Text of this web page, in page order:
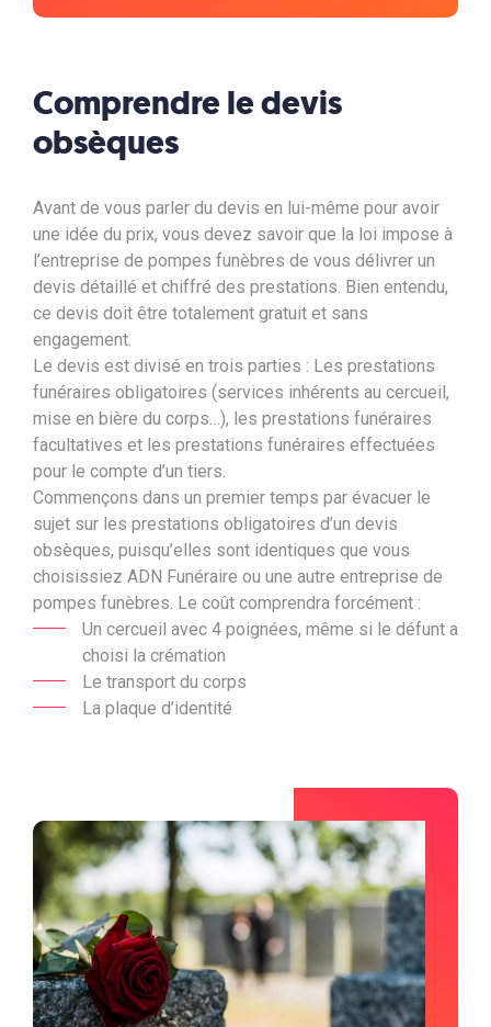
Comprendre le devis
obsèques
Avant de vous parler du devis en lui-même pour avoir
une idée du prix, vous devez savoir que la loi impose à
l’entreprise de pompes funèbres de vous délivrer un
devis détaillé et chiffré des prestations. Bien entendu,
ce devis doit être totalement gratuit et sans
engagement.
Le devis est divisé en trois parties : Les prestations
funéraires obligatoires (services inhérents au cercueil,
mise en bière du corps…), les prestations funéraires
facultatives et les prestations funéraires effectuées
pour le compte d’un tiers.
Commençons dans un premier temps par évacuer le
sujet sur les prestations obligatoires d’un devis
obsèques, puisqu’elles sont identiques que vous
choisissiez ADN Funéraire ou une autre entreprise de
pompes funèbres. Le coût comprendra forcément :
Un cercueil avec 4 poignées, même si le défunt a
choisi la crémation
Le transport du corps
La plaque d’identité